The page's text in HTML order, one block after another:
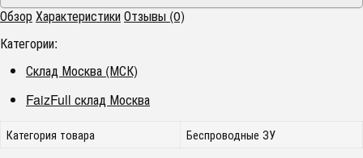
ОбзорХарактеристикиОтзывы (0)
Категории:
Склад Москва (МСК)
FaizFull склад Москва
Категория товара Беспроводные ЗУ